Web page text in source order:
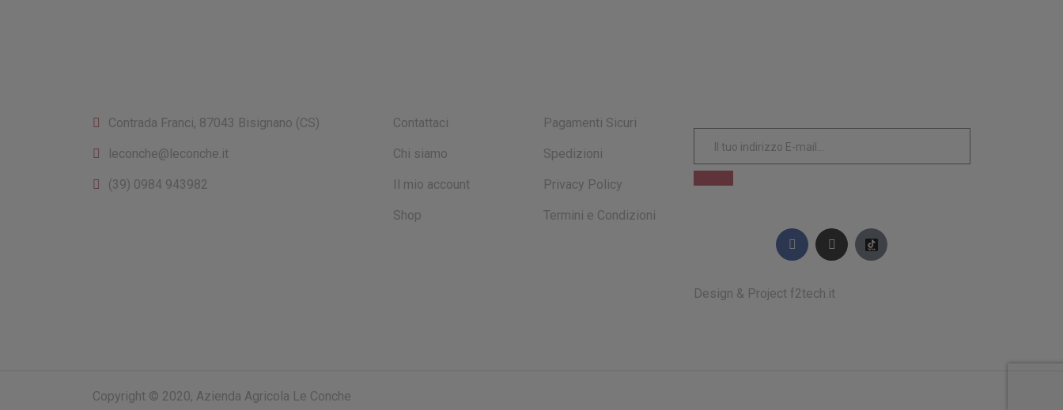
Contrada Franci, 87043 Bisignano (CS)
leconche@leconche.it
(39) 0984 943982
Contattaci
Chi siamo
Il mio account
Shop
Pagamenti Sicuri
Spedizioni
Privacy Policy
Termini e Condizioni
Design & Project f2tech.it
Copyright © 2020, Azienda Agricola Le Conche